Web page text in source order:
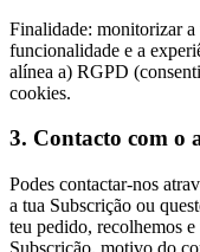
Finalidade: monitorizar
funcionalidade e a
alínea a) RGPD
cookies.
3. Contacto com o
Podes contactar-nos
a tua Subscrição ou
teu pedido, recolhemos
Subscrição, motivo do